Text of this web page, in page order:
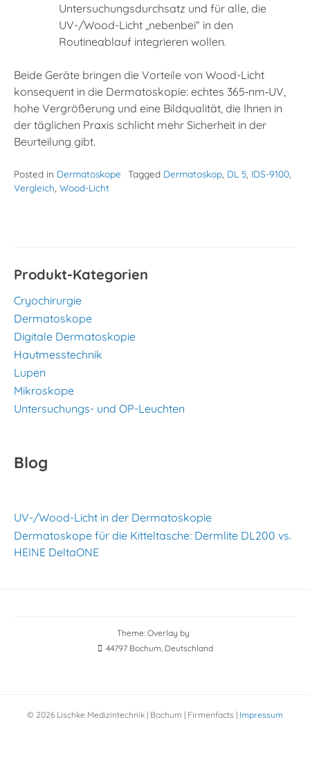
Untersuchungsdurchsatz und für alle, die
UV-/Wood-Licht „nebenbei“ in den
Routineablauf integrieren wollen.
Beide Geräte bringen die Vorteile von Wood-Licht
konsequent in die Dermatoskopie: echtes 365‑nm‑UV,
hohe Vergrößerung und eine Bildqualität, die Ihnen in
der täglichen Praxis schlicht mehr Sicherheit in der
Beurteilung gibt.
Posted in Dermatoskope Tagged Dermatoskop DL 5 IDS-9100
Vergleich Wood-Licht
Produkt-Kategorien
Cryochirurgie
Dermatoskope
Digitale Dermatoskopie
Hautmesstechnik
Lupen
Mikroskope
Untersuchungs- und OP-Leuchten
Blog
UV-/Wood-Licht in der Dermatoskopie
Dermatoskope für die Kitteltasche: Dermlite DL200 vs.
HEINE DeltaONE
Theme: Overlay by
44797 Bochum, Deutschland
© 2026 Lischke Medizintechnik | Bochum | Firmenfacts | Impressum